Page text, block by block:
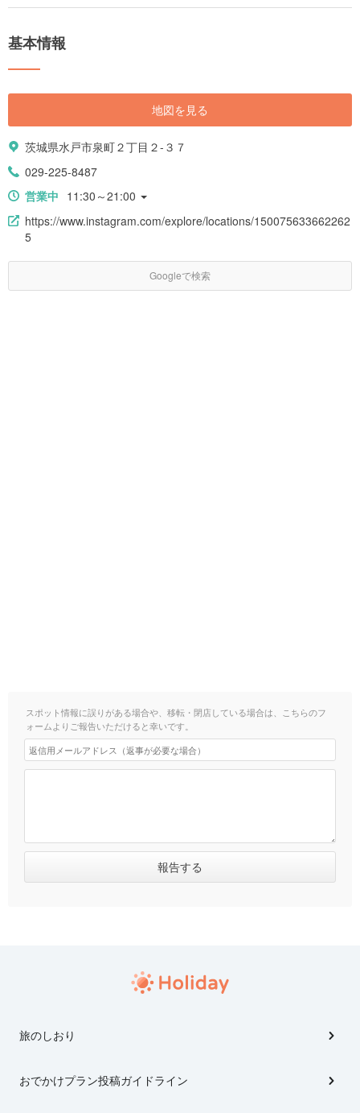
基本情報
地図を見る
茨城県水戸市泉町２丁目２-３７
029-225-8487
営業中 11:30～21:00
https://www.instagram.com/explore/locations/150075633662262
5
Googleで検索
スポット情報に誤りがある場合や、移転・閉店している場合は、こちらのフ
ォームよりご報告いただけると幸いです。
旅のしおり
おでかけプラン投稿ガイドライン